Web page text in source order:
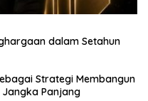
dalam Setahun
Strategi Membangun
Jangka Panjang